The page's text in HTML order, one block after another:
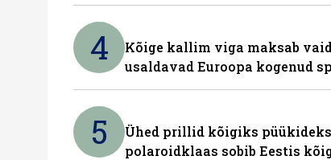
4
Kõige kallim viga maksab
usaldavad Euroopa kogenud
5
Ühed prillid kõigiks
polaroidklaas sobib Eestis